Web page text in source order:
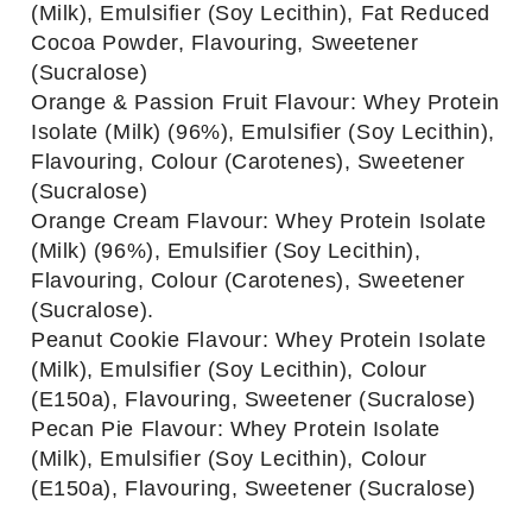
(Milk), Emulsifier (Soy Lecithin), Fat Reduced
Cocoa Powder, Flavouring, Sweetener
(Sucralose)
Orange & Passion Fruit Flavour: Whey Protein
Isolate (Milk) (96%), Emulsifier (Soy Lecithin),
Flavouring, Colour (Carotenes), Sweetener
(Sucralose)
Orange Cream Flavour: Whey Protein Isolate
(Milk) (96%), Emulsifier (Soy Lecithin),
Flavouring, Colour (Carotenes), Sweetener
(Sucralose).
Peanut Cookie Flavour: Whey Protein Isolate
(Milk), Emulsifier (Soy Lecithin), Colour
(E150a), Flavouring, Sweetener (Sucralose)
Pecan Pie Flavour: Whey Protein Isolate
(Milk), Emulsifier (Soy Lecithin), Colour
(E150a), Flavouring, Sweetener (Sucralose)